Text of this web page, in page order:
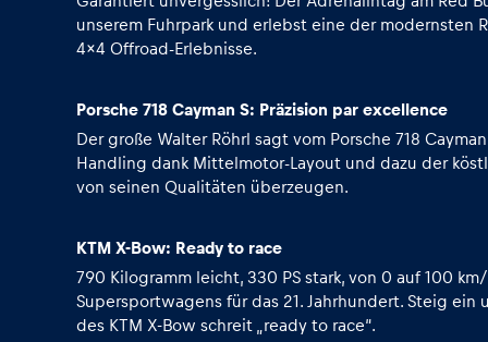
Business
unserem Fuhrpark und erlebst eine der modernsten
4x4 Offroad-Erlebnisse.
Porsche 718 Cayman S: Präzision par excellence
Der große Walter Röhrl sagt vom Porsche 718
Handling dank Mittelmotor-Layout und dazu der
von seinen Qualitäten überzeugen.
KTM X-Bow: Ready to race
790 Kilogramm leicht, 330 PS stark, von 0 auf 100
Supersportwagens für das 21. Jahrhundert. Steig
des KTM X-Bow schreit „ready to race“.